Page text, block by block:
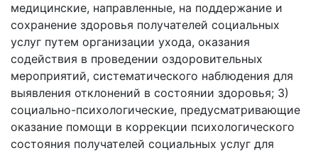
медицинские, направленные, на поддержание и
сохранение здоровья получателей социальных
услуг путем организации ухода, оказания
содействия в проведении оздоровительных
мероприятий, систематического наблюдения для
выявления отклонений в состоянии здоровья; 3)
социально-психологические, предусматривающие
оказание помощи в коррекции психологического
состояния получателей социальных услуг для